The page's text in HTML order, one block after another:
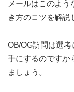
メールはこのよ
き方のコツを解説
OB/OG訪問は選
手にするのですか
ましょう。